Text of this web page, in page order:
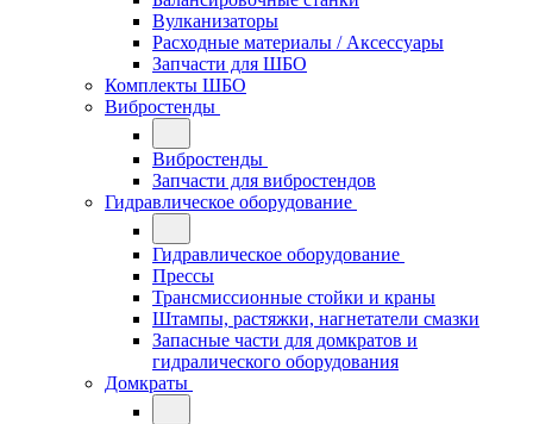
Вулканизаторы
Расходные материалы / Аксессуары
Запчасти для ШБО
Комплекты ШБО
Вибростенды
Вибростенды
Запчасти для вибростендов
Гидравлическое оборудование
Гидравлическое оборудование
Прессы
Трансмиссионные стойки и краны
Штампы, растяжки, нагнетатели смазки
Запасные части для домкратов и
гидралического оборудования
Домкраты